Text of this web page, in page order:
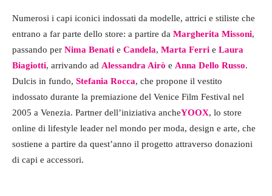
Numerosi i capi iconici indossati da modelle, attrici e stiliste che
entrano a far parte dello store: a partire da Margherita Missoni,
passando per Nima Benati e Candela, Marta Ferri e Laura
Biagiotti, arrivando ad Alessandra Airò e Anna Dello Russo.
Dulcis in fundo, Stefania Rocca, che propone il vestito
indossato durante la premiazione del Venice Film Festival nel
2005 a Venezia. Partner dell’iniziativa ancheYOOX, lo store
online di lifestyle leader nel mondo per moda, design e arte, che
sostiene a partire da quest’anno il progetto attraverso donazioni
di capi e accessori.